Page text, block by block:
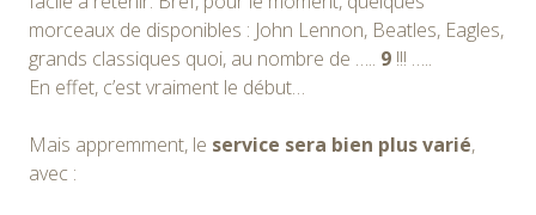
morceaux de disponibles : John Lennon, Beatles, Eagles,
grands classiques quoi, au nombre de ….. 9 !!! …..
En effet, c’est vraiment le début…
Mais appremment, le service sera bien plus varié,
avec :